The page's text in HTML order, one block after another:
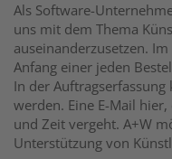
Als Software-
uns mit dem Thema
auseinanderzusetzen.
Anfang einer jeden
In der
werden. Eine E-Mail
und Zeit vergeht. A+W
Unterstützung von